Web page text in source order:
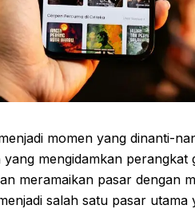
momen yang dinanti-
mengidamkan perangkat
meramaikan pasar dengan
salah satu pasar